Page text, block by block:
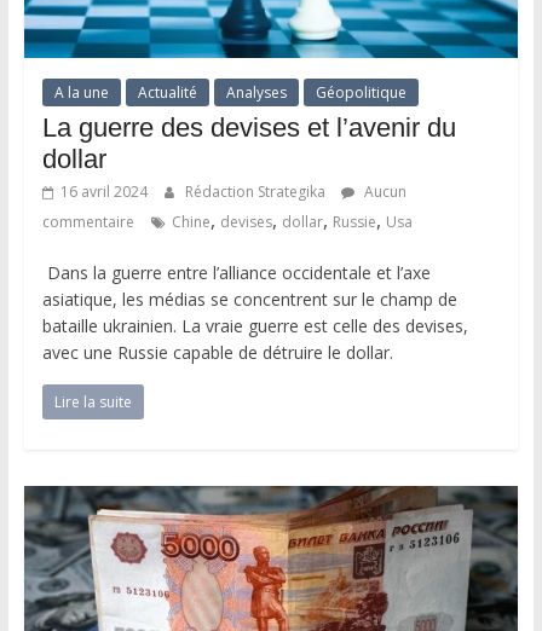
A la une Actualité Analyses Géopolitique
La guerre des devises et l’avenir du
dollar
16 avril 2024 Rédaction Strategika
Aucun
commentaire
Chine, devises, dollar, Russie, Usa
Dans la guerre entre l’alliance occidentale et l’axe
asiatique, les médias se concentrent sur le champ de
bataille ukrainien. La vraie guerre est celle des devises,
avec une Russie capable de détruire le dollar.
Lire la suite